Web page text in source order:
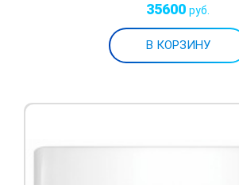
35600 руб.